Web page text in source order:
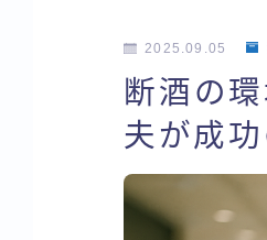
2025.09.05
断酒の
夫が成